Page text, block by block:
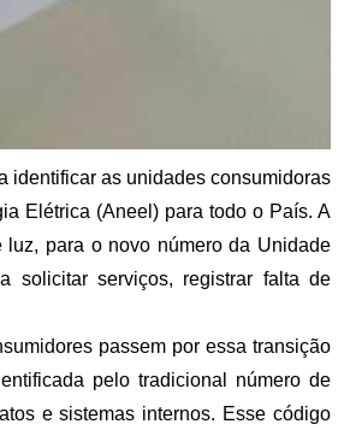
identificar as unidades consumidoras
Elétrica (Aneel) para todo o País. A
para o novo número da Unidade
solicitar serviços, registrar falta de
passem por essa transição
pelo tradicional número de
e sistemas internos. Esse código